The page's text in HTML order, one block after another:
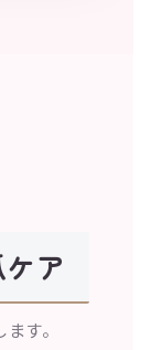
ア
す。